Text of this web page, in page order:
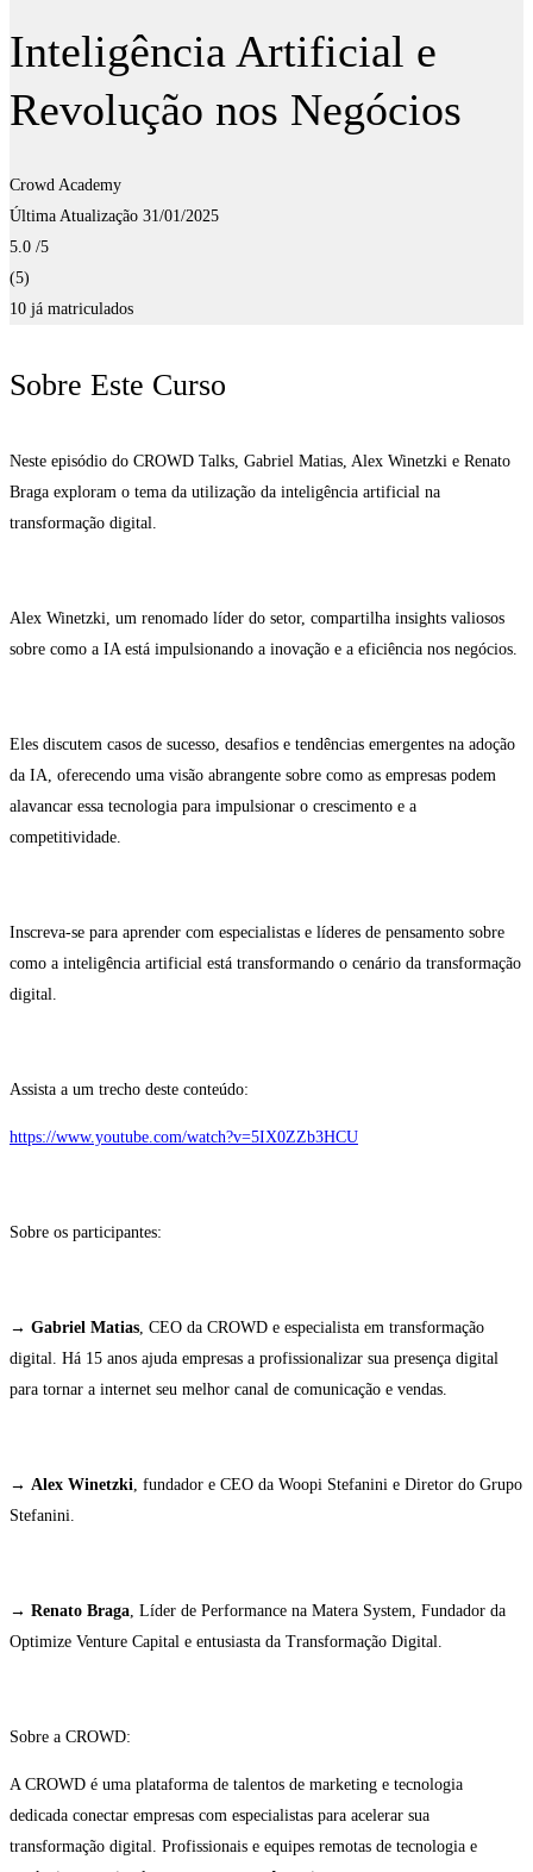
Inteligência Artificial e
Revolução nos Negócios
Crowd Academy
Última Atualização 31/01/2025
5.0 /5
(5)
10 já matriculados
Sobre Este Curso
Neste episódio do CROWD Talks, Gabriel Matias, Alex Winetzki e Renato
Braga exploram o tema da utilização da inteligência artificial na
transformação digital.
Alex Winetzki, um renomado líder do setor, compartilha insights valiosos
sobre como a IA está impulsionando a inovação e a eficiência nos negócios.
Eles discutem casos de sucesso, desafios e tendências emergentes na adoção
da IA, oferecendo uma visão abrangente sobre como as empresas podem
alavancar essa tecnologia para impulsionar o crescimento e a
competitividade.
Inscreva-se para aprender com especialistas e líderes de pensamento sobre
como a inteligência artificial está transformando o cenário da transformação
digital.
Assista a um trecho deste conteúdo:
https://www.youtube.com/watch?v=5IX0ZZb3HCU
Sobre os participantes:
→ Gabriel Matias, CEO da CROWD e especialista em transformação
digital. Há 15 anos ajuda empresas a profissionalizar sua presença digital
para tornar a internet seu melhor canal de comunicação e vendas.
→ Alex Winetzki, fundador e CEO da Woopi Stefanini e Diretor do Grupo
Stefanini.
→ Renato Braga, Líder de Performance na Matera System, Fundador da
Optimize Venture Capital e entusiasta da Transformação Digital.
Sobre a CROWD:
A CROWD é uma plataforma de talentos de marketing e tecnologia
dedicada conectar empresas com especialistas para acelerar sua
transformação digital. Profissionais e equipes remotas de tecnologia e